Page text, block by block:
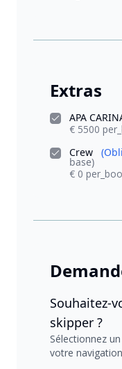
Extras
APA
€ 5500
Crew
base)
€ 0
Souhaitez-
skipper ?
Sélectionnez
votre navigation